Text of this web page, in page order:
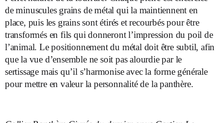
de minuscules grains de métal qui la maintiennent en
place, puis les grains sont étirés et recourbés pour être
transformés en fils qui donneront l’impression du poil de
l’animal. Le positionnement du métal doit être subtil, afin
que la vue d’ensemble ne soit pas alourdie par le
sertissage mais qu’il s’harmonise avec la forme générale
pour mettre en valeur la personnalité de la panthère.